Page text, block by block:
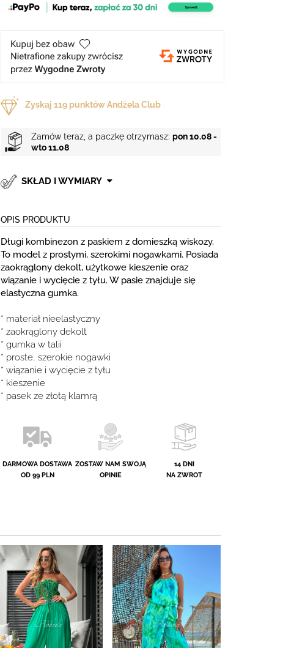
Zyskaj 119 punktów Andżela Club
Zamów teraz, a paczkę otrzymasz: pon 10.08 -
wto 11.08
SKŁAD I WYMIARY
OPIS PRODUKTU
Długi kombinezon z paskiem z domieszką wiskozy.
To model z prostymi, szerokimi nogawkami. Posiada
zaokrąglony dekolt, użytkowe kieszenie oraz
wiązanie i wycięcie z tyłu. W pasie znajduje się
elastyczna gumka.
* materiał nieelastyczny
* zaokrąglony dekolt
* gumka w talii
* proste, szerokie nogawki
* wiązanie i wycięcie z tyłu
* kieszenie
* pasek ze złotą klamrą
DARMOWA DOSTAWA
OD 99 PLN
ZOSTAW NAM SWOJĄ
OPINIE
14 DNI
NA ZWROT